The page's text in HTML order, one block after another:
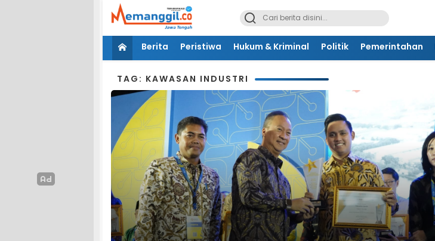
Berita Peristiwa Hukum & Kriminal Politik Pemerintahan
TAG: KAWASAN INDUSTRI